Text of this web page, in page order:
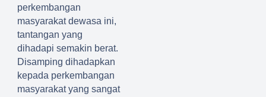
perkembangan
masyarakat dewasa ini,
tantangan yang
dihadapi semakin berat.
Disamping dihadapkan
kepada perkembangan
masyarakat yang sangat